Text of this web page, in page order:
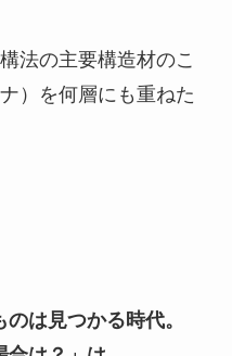
法の主要構造材のこ
）を何層にも重ねた
は見つかる時代。